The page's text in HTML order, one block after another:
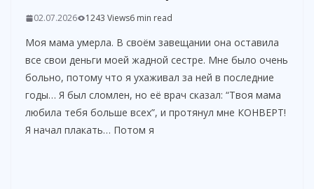
02.07.2026 1243 Views6 min read
Моя мама умерла. В своём завещании она оставила
все свои деньги моей жадной сестре. Мне было очень
больно, потому что я ухаживал за ней в последние
годы… Я был сломлен, но её врач сказал: “Твоя мама
любила тебя больше всех”, и протянул мне КОНВЕРТ!
Я начал плакать… Потом я